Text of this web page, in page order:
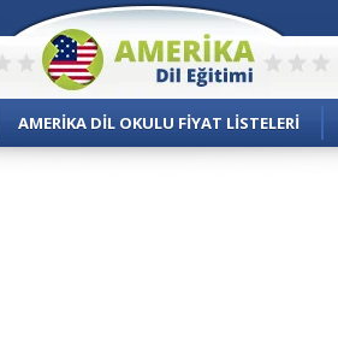
AMERIKA DIL OKULU FIYAT LISTELERI